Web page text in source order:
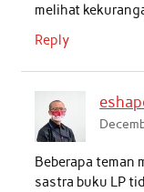
melihat
Reply
Beberapa teman
sastra buku LP